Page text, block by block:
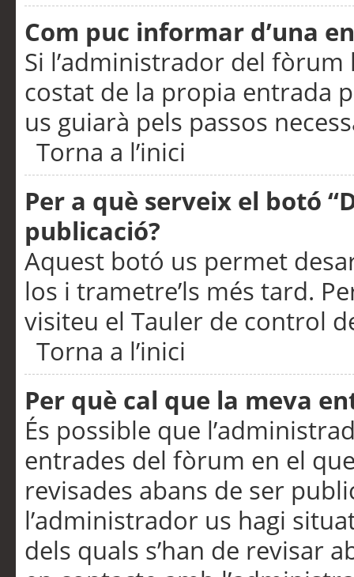
Com puc informar d’una
Si l’administrador del
costat de la propia entrada
us guiarà pels passos
Torna a l’inici
Per a què serveix el botó
publicació?
Aquest botó us permet
los i trametre’ls més tard.
visiteu el Tauler de control
Torna a l’inici
Per què cal que la meva
És possible que
entrades del fòrum en el
revisades abans de ser
l’administrador us hagi
dels quals s’han de revisar